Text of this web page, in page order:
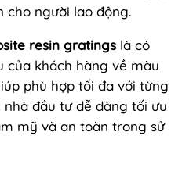
cho người lao động.
resin gratings là có
của khách hàng về màu
phù hợp tối đa với từng
nhà đầu tư dễ dàng tối ưu
mỹ và an toàn trong sử